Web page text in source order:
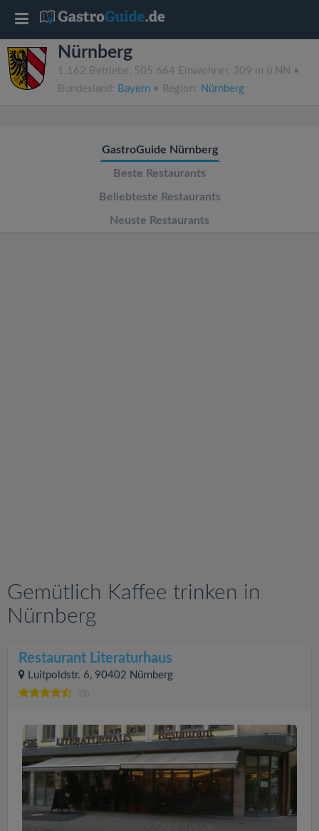
Nürnberg
1.162 Betriebe, 505.664 Einwohner, 309 m ü.NN •
Bundesland: Bayern • Region: Nürnberg
GastroGuide Nürnberg
Beste Restaurants
Beliebteste Restaurants
Neuste Restaurants
Gemütlich Kaffee trinken in
Nürnberg
Restaurant Literaturhaus
Luitpoldstr. 6, 90402 Nürnberg
(3)
T
o
g